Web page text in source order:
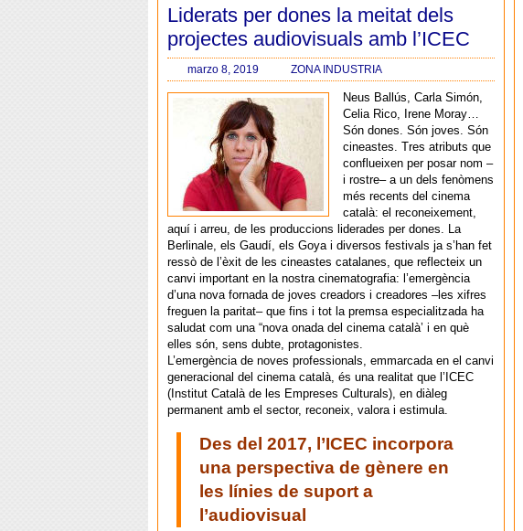
Liderats per dones la meitat dels
projectes audiovisuals amb l’ICEC
marzo 8, 2019 ZONA INDUSTRIA
Neus Ballús, Carla Simón,
Celia Rico, Irene Moray…
Són dones. Són joves. Són
cineastes. Tres atributs que
conflueixen per posar nom –
i rostre– a un dels fenòmens
més recents del cinema
català: el reconeixement,
aquí i arreu, de les produccions liderades per dones. La
Berlinale, els Gaudí, els Goya i diversos festivals ja s’han fet
ressò de l’èxit de les cineastes catalanes, que reflecteix un
canvi important en la nostra cinematografia: l’emergència
d’una nova fornada de joves creadors i creadores –les xifres
freguen la paritat– que fins i tot la premsa especialitzada ha
saludat com una “nova onada del cinema català’ i en què
elles són, sens dubte, protagonistes.
L’emergència de noves professionals, emmarcada en el canvi
generacional del cinema català, és una realitat que l’ICEC
(Institut Català de les Empreses Culturals), en diàleg
permanent amb el sector, reconeix, valora i estimula.
Des del 2017, l’ICEC incorpora
una perspectiva de gènere en
les línies de suport a
l’audiovisual